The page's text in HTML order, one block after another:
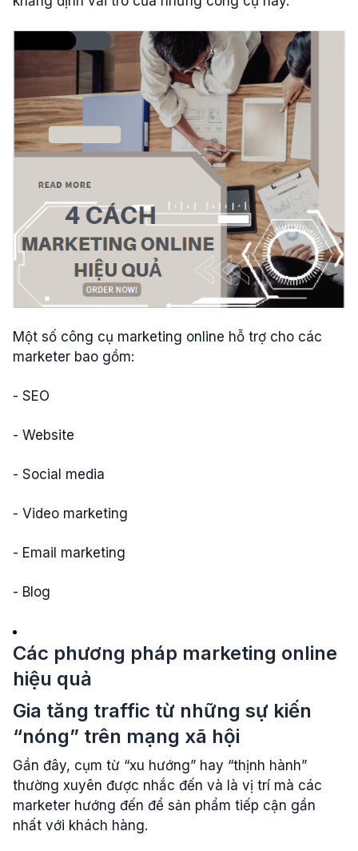
Một số công cụ marketing online hỗ trợ cho các
marketer bao gồm:
- SEO
- Website
- Social media
- Video marketing
- Email marketing
- Blog
Các phương pháp marketing online
hiệu quả
Gia tăng traffic từ những sự kiến
“nóng” trên mạng xã hội
Gần đây, cụm từ “xu hướng” hay “thịnh hành”
thường xuyên được nhắc đến và là vị trí mà các
marketer hướng đến để sản phẩm tiếp cận gần
nhất với khách hàng.